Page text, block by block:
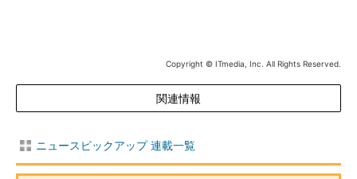
Copyright © ITmedia, Inc. All Rights Reserved.
関連情報
ニュースピックアップ 連載一覧